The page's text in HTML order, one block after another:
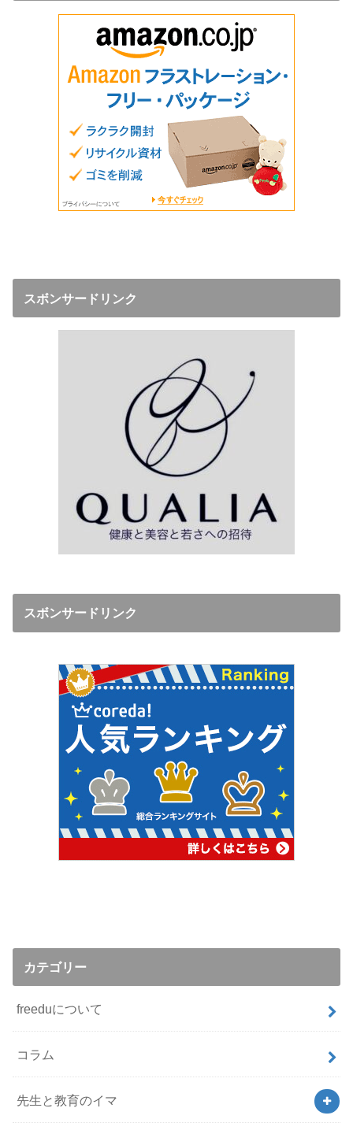
スボンサードリンク
スボンサードリンク
カテゴリー
freeduについて
コラム
先生と教育のイマ